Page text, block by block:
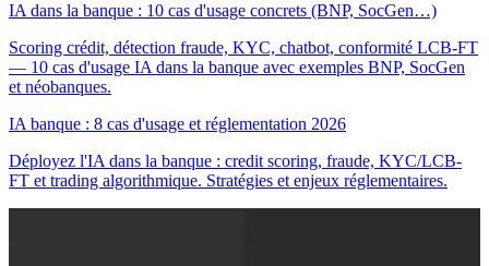
IA dans la banque : 10 cas d'usage concrets (BNP, SocGen…)
Scoring crédit, détection fraude, KYC, chatbot, conformité LCB-FT
— 10 cas d'usage IA dans la banque avec exemples BNP, SocGen
et néobanques.
IA banque : 8 cas d'usage et réglementation 2026
Déployez l'IA dans la banque : credit scoring, fraude, KYC/LCB-
FT et trading algorithmique. Stratégies et enjeux réglementaires.